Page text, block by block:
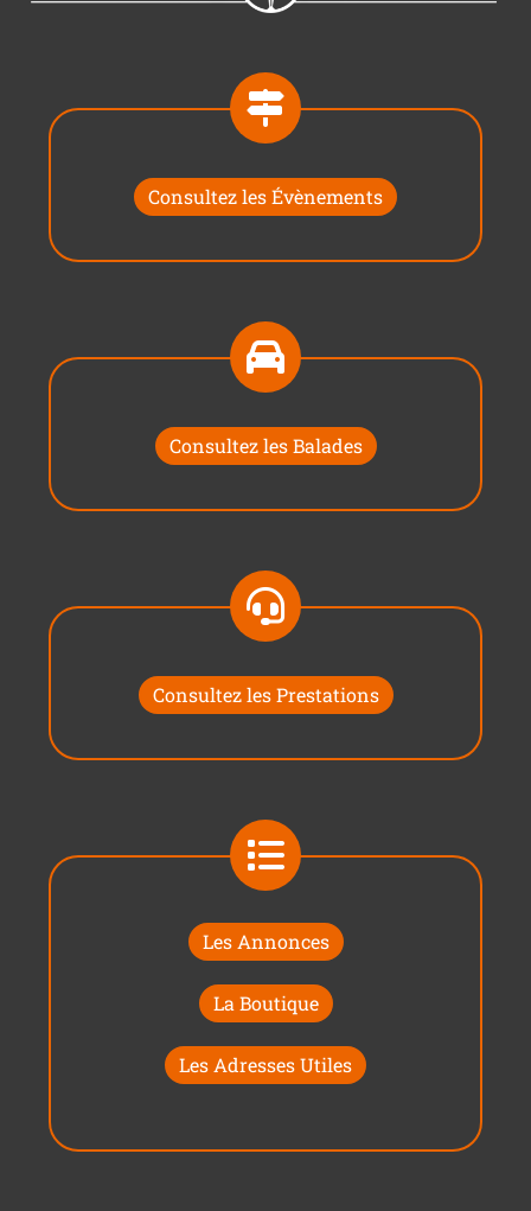
Consultez les Évènements
Consultez les Balades
Consultez les Prestations
Les Annonces
La Boutique
Les Adresses Utiles